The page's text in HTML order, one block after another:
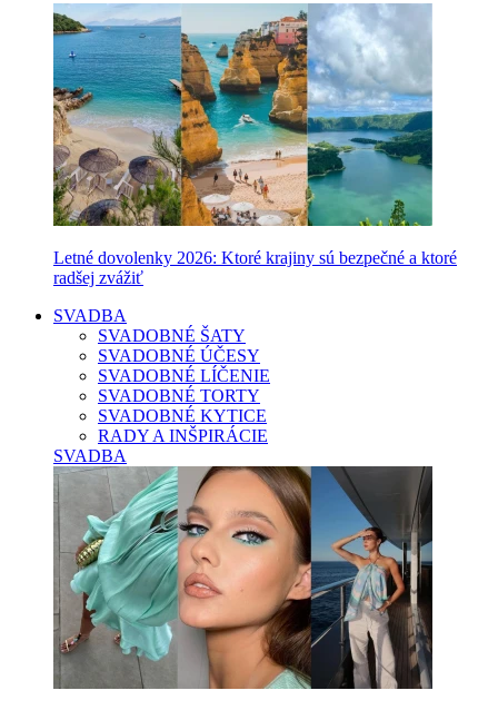
Letné dovolenky 2026: Ktoré krajiny sú bezpečné a ktoré
radšej zvážiť
SVADBA
SVADOBNÉ ŠATY
SVADOBNÉ ÚČESY
SVADOBNÉ LÍČENIE
SVADOBNÉ TORTY
SVADOBNÉ KYTICE
RADY A INŠPIRÁCIE
SVADBA